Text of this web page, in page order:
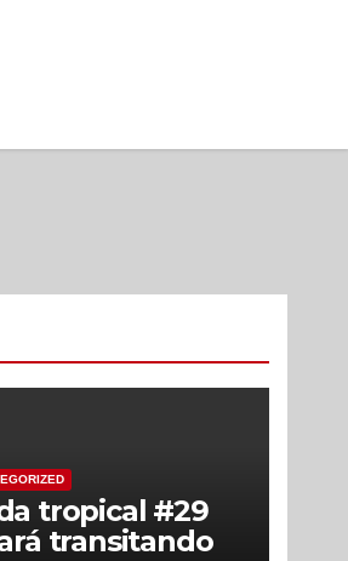
tropical #29
transitando